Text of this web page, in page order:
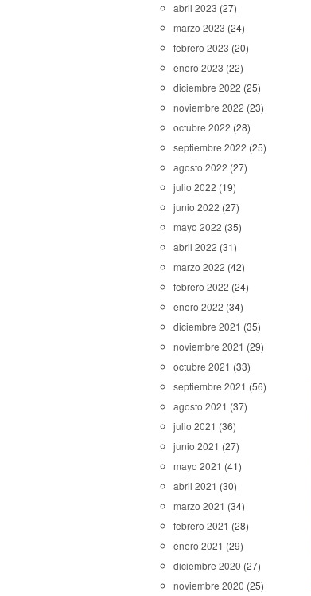
abril 2023 (27)
marzo 2023 (24)
febrero 2023 (20)
enero 2023 (22)
diciembre 2022 (25)
noviembre 2022 (23)
octubre 2022 (28)
septiembre 2022 (25)
agosto 2022 (27)
julio 2022 (19)
junio 2022 (27)
mayo 2022 (35)
abril 2022 (31)
marzo 2022 (42)
febrero 2022 (24)
enero 2022 (34)
diciembre 2021 (35)
noviembre 2021 (29)
octubre 2021 (33)
septiembre 2021 (56)
agosto 2021 (37)
julio 2021 (36)
junio 2021 (27)
mayo 2021 (41)
abril 2021 (30)
marzo 2021 (34)
febrero 2021 (28)
enero 2021 (29)
diciembre 2020 (27)
noviembre 2020 (25)